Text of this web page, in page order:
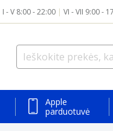
I - V 8:00 - 22:00 | VI - VII 9:00 -
Apple
parduotuvė